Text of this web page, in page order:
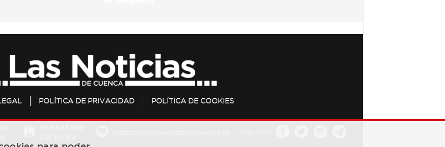
POLÍTICA DE PRIVACIDAD POLÍTICA DE COOKIES